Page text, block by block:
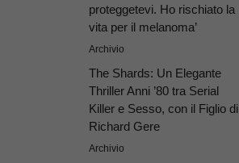
proteggetevi. Ho rischiato la
vita per il melanoma’
Archivio
The Shards: Un Elegante
Thriller Anni ’80 tra Serial
Killer e Sesso, con il Figlio di
Richard Gere
Archivio